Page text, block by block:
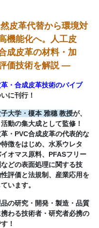
皮革代替から環境対
機能化へ。人工皮
成皮革の材料・加
価技術を解説 ―
革・合成皮革技術のバイブ
に刊行！
大学・榎本 雅穗 教授が、
動の集大成として監修！
革・PVC合成皮革の代表的な
徴をはじめ、水系ウレタ
オマス原料、PFASフリー
どの表面処理に関する技
評価と法規制、産業応用を
います。
品の研究・開発・製造・品質
わる技術者・研究者必携の
！